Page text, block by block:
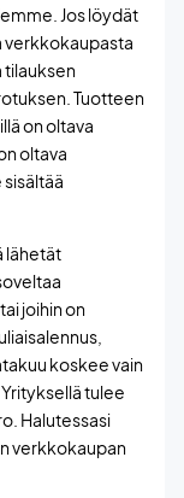
Jos löydät
verkkokaupasta
tilauksen
Tuotteen
on oltava
oltava
lähetät
joihin on
koskee vain
tulee
Halutessasi
verkkokaupan